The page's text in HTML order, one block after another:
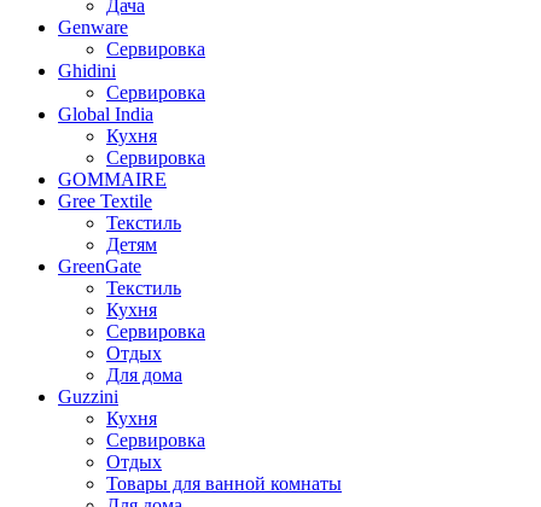
Дача
Genware
Сервировка
Ghidini
Сервировка
Global India
Кухня
Сервировка
GOMMAIRE
Gree Textile
Текстиль
Детям
GreenGate
Текстиль
Кухня
Сервировка
Отдых
Для дома
Guzzini
Кухня
Сервировка
Отдых
Товары для ванной комнаты